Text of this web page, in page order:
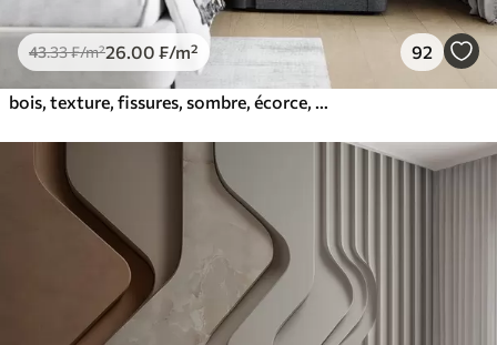
43.33₣/m²26 .00 ₣/m² 92